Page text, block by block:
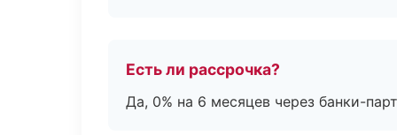
Есть ли рассрочка?
Да, 0% на 6 месяцев через банки-